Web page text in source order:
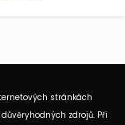
stránkách
zdrojů. Při